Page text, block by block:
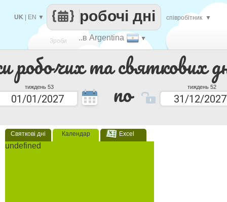
робочих та святкових
тиждень 53 по тиждень 52
Святкові дні Календар Excel
undefined
Зроби
кожен
..в Argentina ▼
робочі дні
UK EN ▼ співробітник ▼